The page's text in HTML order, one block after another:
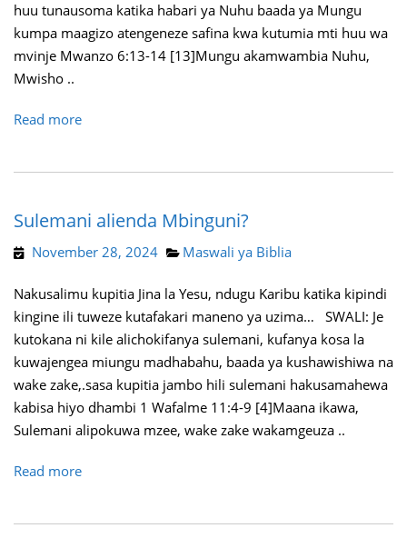
huu tunausoma katika habari ya Nuhu baada ya Mungu
kumpa maagizo atengeneze safina kwa kutumia mti huu wa
mvinje Mwanzo 6:13-14 [13]Mungu akamwambia Nuhu,
Mwisho ..
Read more
Sulemani alienda Mbinguni?
November 28, 2024 Maswali ya Biblia
Nakusalimu kupitia Jina la Yesu, ndugu Karibu katika kipindi
kingine ili tuweze kutafakari maneno ya uzima… SWALI: Je
kutokana ni kile alichokifanya sulemani, kufanya kosa la
kuwajengea miungu madhabahu, baada ya kushawishiwa na
wake zake,.sasa kupitia jambo hili sulemani hakusamahewa
kabisa hiyo dhambi 1 Wafalme 11:4-9 [4]Maana ikawa,
Sulemani alipokuwa mzee, wake zake wakamgeuza ..
Read more